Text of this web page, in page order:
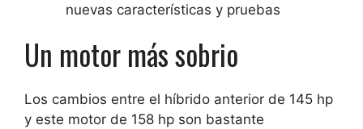
nuevas características y pruebas
Un motor más sobrio
Los cambios entre el híbrido anterior de 145 hp
y este motor de 158 hp son bastante